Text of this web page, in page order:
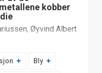
kobber
Øyvind Albert
Bly